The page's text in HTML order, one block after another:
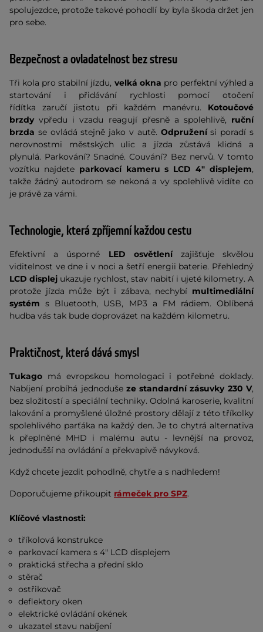
spolujezdce, protože takové pohodlí by byla škoda držet jen
pro sebe.
Bezpečnost a ovladatelnost bez stresu
Tři kola pro stabilní jízdu, velká okna pro perfektní výhled a
startování i přidávání rychlosti pomocí otočení
řídítka zaručí jistotu při každém manévru. Kotoučové
brzdyvpředu i vzadu reagují přesně a spolehlivě, ruční
brzda se ovládá stejně jako v autě. Odpruženísi poradí s
nerovnostmi městských ulic a jízda zůstává klidná a
plynulá. Parkování? Snadné. Couvání? Bez nervů. V tomto
vozítku najdeteparkovací kameru s LCD 4" displejem,
takže žádný autodrom se nekoná a vy spolehlivě vidíte co
je právě za vámi.
Technologie, která zpříjemní každou cestu
Efektivní a úsporné LED osvětlení zajišťuje skvělou
viditelnost ve dne i v noci a šetří energii baterie. Přehledný
LCD displej ukazuje rychlost, stav nabití i ujeté kilometry. A
protože jízda může být i zábava, nechybí multimediální
systéms Bluetooth, USB, MP3 a FM rádiem. Oblíbená
hudba vás tak bude doprovázet na každém kilometru.
Praktičnost, která dává smysl
Tukago má evropskou homologaci i potřebné doklady.
Nabíjení probíhá jednoduše ze standardní zásuvky 230 V,
bez složitostí a speciální techniky. Odolná karoserie, kvalitní
lakování a promyšlené úložné prostory dělají z této tříkolky
spolehlivého parťáka na každý den. Je to chytrá alternativa
k přeplněné MHD i malému autu - levnější na provoz,
jednodušší na ovládání a překvapivě návyková.
Když chcete jezdit pohodlně, chytře a s nadhledem!
Doporučujeme přikoupit rámeček pro SPZ.
Klíčové vlastnosti:
tříkolová konstrukce
parkovací kamera s 4" LCD displejem
praktická střecha a přední sklo
stěrač
ostřikovač
deflektory oken
elektrické ovládání okének
ukazatel stavu nabíjení